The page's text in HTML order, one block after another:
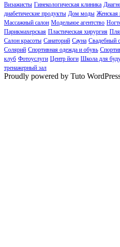
Визажисты Гинекологическая клиника
диабетические продукты Дом моды Женская
Массажный салон Модельное агентство
Парикмахерская Пластическая хирургия
Салон красоты Санаторий Сауна Свадебный
Солярий Спортивная одежда и обувь
клуб Фотоуслуги Центр йоги Школа для
тренажерный зал
Proudly powered by Tuto